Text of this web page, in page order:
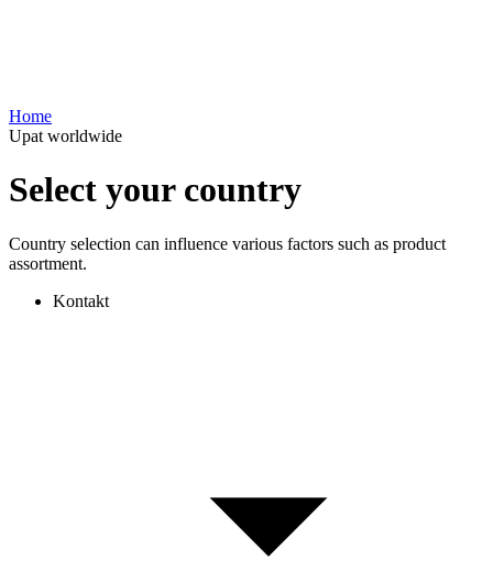
Home
Upat worldwide
Select your country
Country selection can influence various factors such as product
assortment.
Kontakt